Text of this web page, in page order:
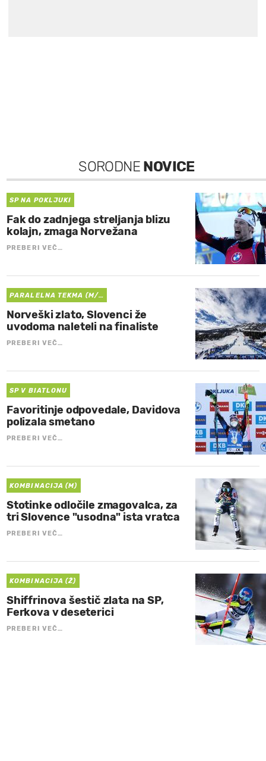
SORODNE NOVICE
SP NA POKLJUKI
Fak do zadnjega streljanja blizu
kolajn, zmaga Norvežana
PREBERI VEČ…
PARALELNA TEKMA (M/…
Norveški zlato, Slovenci že
uvodoma naleteli na finaliste
PREBERI VEČ…
SP V BIATLONU
Favoritinje odpovedale, Davidova
polizala smetano
PREBERI VEČ…
KOMBINACIJA (M)
Stotinke odločile zmagovalca, za
tri Slovence "usodna" ista vratca
PREBERI VEČ…
KOMBINACIJA (Ž)
Shiffrinova šestič zlata na SP,
Ferkova v deseterici
PREBERI VEČ…